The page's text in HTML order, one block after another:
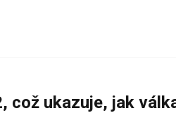
což ukazuje, jak